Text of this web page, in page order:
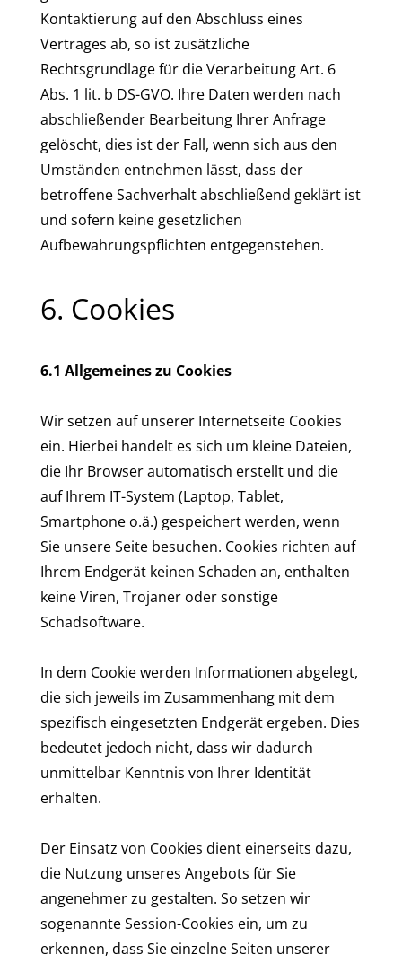
Kontaktierung auf den Abschluss eines
Vertrages ab, so ist zusätzliche
Rechtsgrundlage für die Verarbeitung Art. 6
Abs. 1 lit. b DS-GVO. Ihre Daten werden nach
abschließender Bearbeitung Ihrer Anfrage
gelöscht, dies ist der Fall, wenn sich aus den
Umständen entnehmen lässt, dass der
betroffene Sachverhalt abschließend geklärt ist
und sofern keine gesetzlichen
Aufbewahrungspflichten entgegenstehen.
6. Cookies
6.1 Allgemeines zu Cookies
Wir setzen auf unserer Internetseite Cookies
ein. Hierbei handelt es sich um kleine Dateien,
die Ihr Browser automatisch erstellt und die
auf Ihrem IT-System (Laptop, Tablet,
Smartphone o.ä.) gespeichert werden, wenn
Sie unsere Seite besuchen. Cookies richten auf
Ihrem Endgerät keinen Schaden an, enthalten
keine Viren, Trojaner oder sonstige
Schadsoftware.
In dem Cookie werden Informationen abgelegt,
die sich jeweils im Zusammenhang mit dem
spezifisch eingesetzten Endgerät ergeben. Dies
bedeutet jedoch nicht, dass wir dadurch
unmittelbar Kenntnis von Ihrer Identität
erhalten.
Der Einsatz von Cookies dient einerseits dazu,
die Nutzung unseres Angebots für Sie
angenehmer zu gestalten. So setzen wir
sogenannte Session-Cookies ein, um zu
erkennen, dass Sie einzelne Seiten unserer